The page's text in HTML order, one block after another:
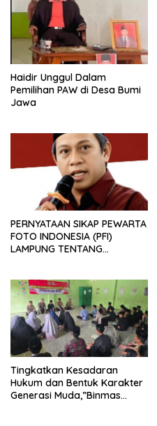
Haidir Unggul Dalam
Pemilihan PAW di Desa Bumi
Jawa
PERNYATAAN SIKAP PEWARTA
FOTO INDONESIA (PFI)
LAMPUNG TENTANG
TERHADAP JURNALIS DI
PENGADILAN NEGERI
TANJUNG KARANG.
Tingkatkan Kesadaran
Hukum dan Bentuk Karakter
Generasi Muda,”Binmas